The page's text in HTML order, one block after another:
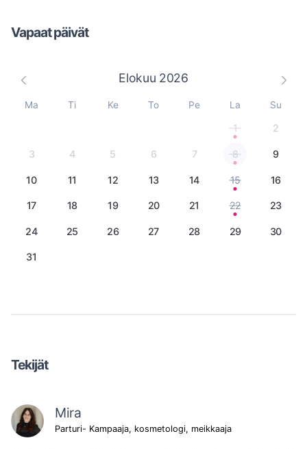
Vapaat päivät
Elokuu 2026
Ma Ti Ke To Pe La Su
1 2
3 4 5 6 7 8 9
10 11 12 13 14 15 16
17 18 19 20 21 22 23
24 25 26 27 28 29 30
31
Tekijät
Mira
Parturi- Kampaaja, kosmetologi, meikkaaja